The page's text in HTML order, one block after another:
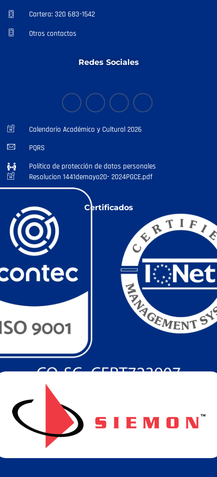
Cartera: 320 683-1542
Otros contactos
Redes Sociales
Calendario Académico y Cultural 2026
PQRS
Política de protección de datos personales
Resolucion 1441demayo20- 2024PGCE.pdf
Certificados